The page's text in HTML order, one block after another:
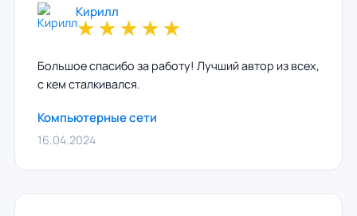
Кирилл
★★★★★
Большое спасибо за работу! Лучший автор из всех,
с кем сталкивался.
Компьютерные сети
16.04.2024